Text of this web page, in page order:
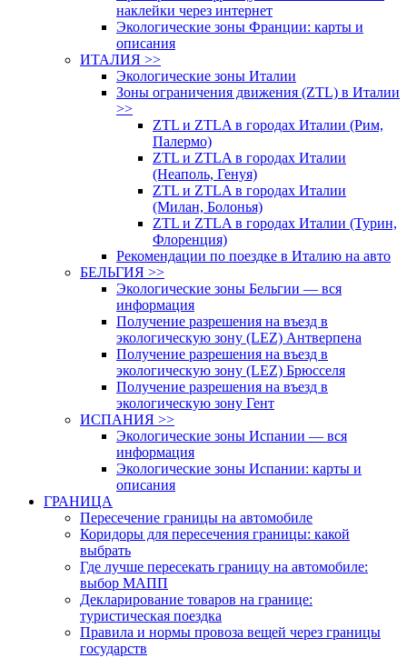
наклейки через интернет
Экологические зоны Франции: карты и
описания
ИТАЛИЯ >>
Экологические зоны Италии
Зоны ограничения движения (ZTL) в Италии
>>
ZTL и ZTLA в городах Италии (Рим,
Палермо)
ZTL и ZTLA в городах Италии
(Неаполь, Генуя)
ZTL и ZTLA в городах Италии
(Милан, Болонья)
ZTL и ZTLA в городах Италии (Турин,
Флоренция)
Рекомендации по поездке в Италию на авто
БЕЛЬГИЯ >>
Экологические зоны Бельгии — вся
информация
Получение разрешения на въезд в
экологическую зону (LEZ) Антверпена
Получение разрешения на въезд в
экологическую зону (LEZ) Брюсселя
Получение разрешения на въезд в
экологическую зону Гент
ИСПАНИЯ >>
Экологические зоны Испании — вся
информация
Экологические зоны Испании: карты и
описания
ГРАНИЦА
Пересечение границы на автомобиле
Коридоры для пересечения границы: какой
выбрать
Где лучше пересекать границу на автомобиле:
выбор МАПП
Декларирование товаров на границе:
туристическая поездка
Правила и нормы провоза вещей через границы
государств